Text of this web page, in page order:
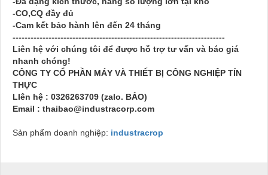
-CO,CQ đầy đủ
-Cam kết bảo hành lên đến 24 tháng
-----------------------------------------------------------------------
Liên hệ với chúng tôi để được hỗ trợ tư vấn và báo giá
nhanh chóng!
CÔNG TY CỔ PHẦN MÁY VÀ THIẾT BỊ CÔNG NGHIỆP TÍN
THỰC
LIên hệ : 0326263709 (zalo. BẢO)
Email : thaibao@industracorp.com
Sản phẩm doanh nghiệp: industracrop